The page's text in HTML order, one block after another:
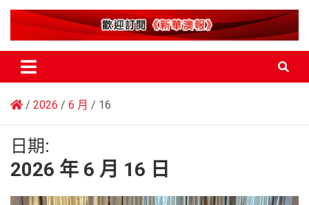
新華澳報
2026 6 月 16
日期:
2026 年 6 月 16 日